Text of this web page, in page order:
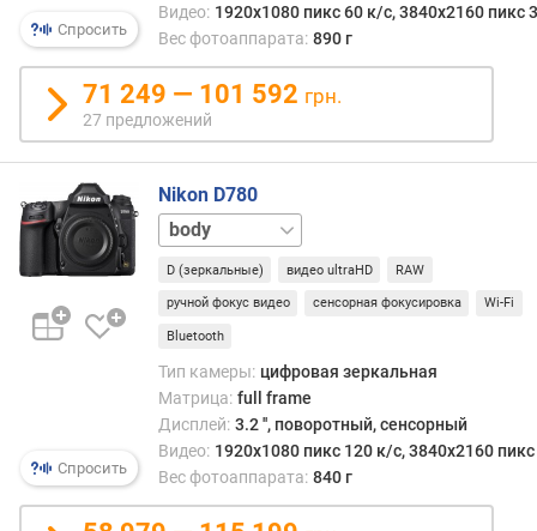
н
и
й
т
и
н
г
D
k
Спросить
Видео: 1920x1080 пикс 60 к/с, 3840x2160 пикс
Вес фотоаппарата: 890 г
71 249 — 101 592 грн.
27 предложений
Спросить
Nikon D780
24-
120
мм
D (зеркальные) видео ultraHD RAW
ручной фокус видео сенсорная фокусировка Wi-Fi
Bluetooth
Тип камеры: цифровая зеркальная
Матрица: full frame
Дисплей: 3.2 '', поворотный, сенсорный
Видео: 1920x1080 пикс 120 к/с, 3840x2160
Вес фотоаппарата: 840 г